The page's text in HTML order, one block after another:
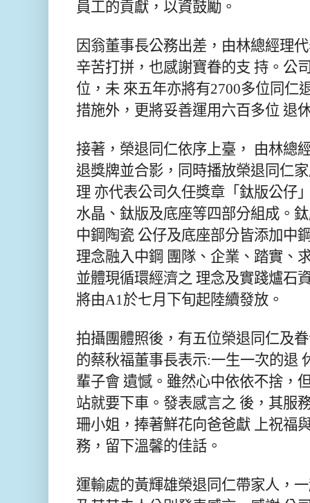
員工的貢獻，以資鼓勵。
因翁董事長公務出差，由林總經理
辛苦打拼，也感謝寶眷的支 持。公
位，未 來五年亦將有2700多位同仁
措施外，更將妥善運用六百多位 退
接著，榮退同仁依序上臺， 由林總
退獎牌並合影，同時播放榮退同仁
理 亦代表公司久任獎章「鈦版公仔
水晶、鈦版及底座等四部分組成。
中鋼陶瓷 公仔及底座部分皆添加中
理念融入中鋼 團隊、企業、踏實、
並體現循環經濟之 理念及實踐爐石
將由A1於七月下旬起陸續發放。
拍攝團體照後，有五位榮退同仁及
的蔡秋福董事長表示:一生一次的退
輩子會 遺憾。雖然心中依依不捨，
站就要下車。發表感言之 後，其服
珊小姐，捧著鮮花向爸爸獻 上祝福
務，留下溫馨的佳話。
運輸處的黃輝雄榮退同仁帶家人，